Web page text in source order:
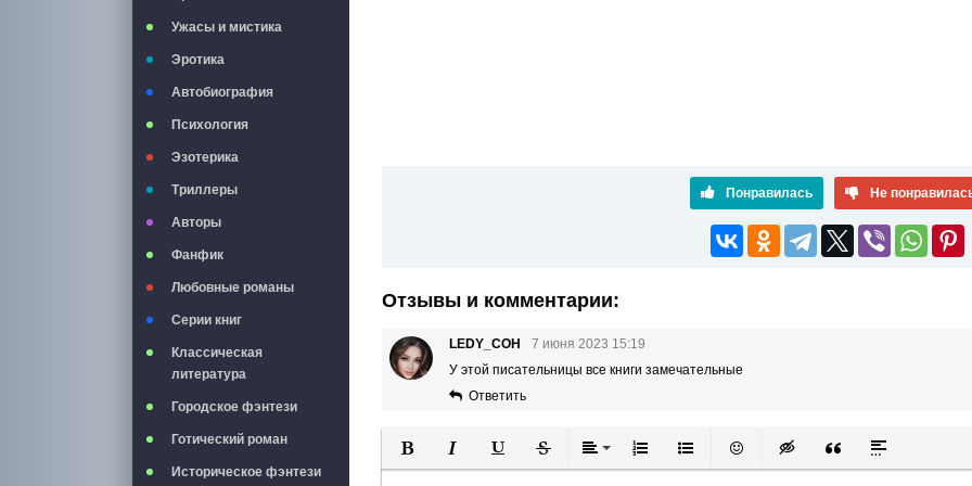
Ужасы и мистика
Эротика
Автобиография
Психология
Эзотерика
Триллеры
Авторы
Фанфик
Любовные романы
Серии книг
Классическая
литература
Городское фэнтези
Готический роман
Историческое фэнтези
Понравилась Не
Отзывы и комментарии:
LEDY_COH
7 июня 2023 15:19
У этой писательницы все книги замечательные
Ответить
Полужирный
КурсивПодчеркнутый
ЗачеркнутыйВыравнивание
Нумерованный список
Маркированный список
Вставить смайлик
Вставка скрытого текста
Вставка цитаты
Вставка